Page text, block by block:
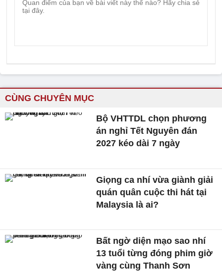
CÙNG CHUYÊN MỤC
Bộ VHTTDL chọn phương
án nghỉ Tết Nguyên đán
2027 kéo dài 7 ngày
Giọng ca nhí vừa giành giải
quán quân cuộc thi hát tại
Malaysia là ai?
Bất ngờ diện mạo sao nhí
13 tuổi từng đóng phim giờ
vàng cùng Thanh Sơn